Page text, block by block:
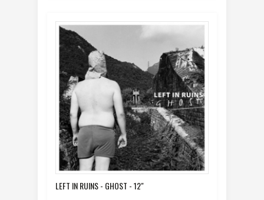
LEFT IN RUINS - GHOST - 12"